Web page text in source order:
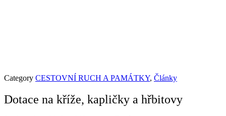
Category CESTOVNÍ RUCH A PAMÁTKY, Články
Dotace na kříže, kapličky a hřbitovy